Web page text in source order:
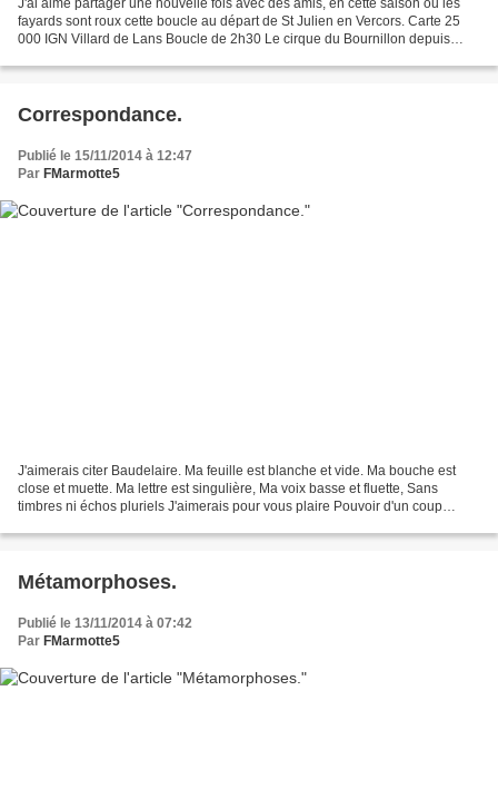
fayards sont roux cette boucle au départ de St Julien en Vercors. Carte 25
000 IGN Villard de Lans Boucle de 2h30 Le cirque du Bournillon depuis
Correspondance.
Publié le 15/11/2014 à 12:47
Par FMarmotte5
J'aimerais citer Baudelaire. Ma feuille est blanche et vide. Ma bouche est
close et muette. Ma lettre est singulière, Ma voix basse et fluette, Sans
timbres ni échos pluriels J'aimerais pour vous plaire Pouvoir d'un coup
Métamorphoses.
Publié le 13/11/2014 à 07:42
Par FMarmotte5